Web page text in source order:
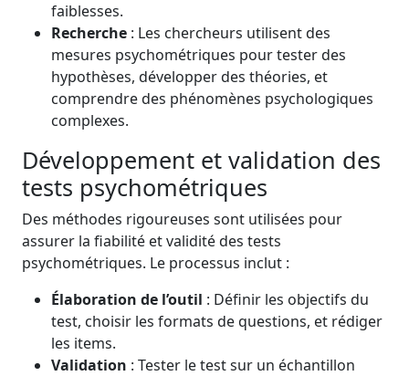
faiblesses.
Recherche : Les chercheurs utilisent des
mesures psychométriques pour tester des
hypothèses, développer des théories, et
comprendre des phénomènes psychologiques
complexes.
Développement et validation des
tests psychométriques
Des méthodes rigoureuses sont utilisées pour
assurer la fiabilité et validité des tests
psychométriques. Le processus inclut :
Élaboration de l’outil : Définir les objectifs du
test, choisir les formats de questions, et rédiger
les items.
Validation : Tester le test sur un échantillon